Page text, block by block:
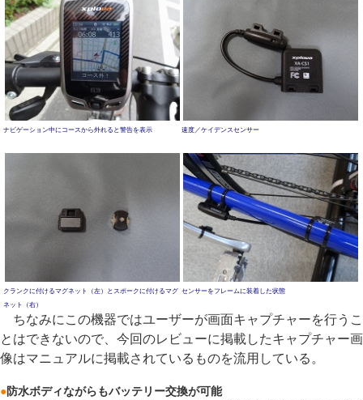
ナビゲーション中にコースから外れると警告を表示 速度／ケイデンスセンサー
クランクに付けるマグネット（左）とスポークに付けるマグ
ネット（右）
センサーをフレームに装着した状態
ちなみにこの機器ではユーザーが画面キャプチャーを行うこ
とはできないので、今回のレビューに掲載したキャプチャー画
像はマニュアルに掲載されているものを流用している。
●防水ボディながらもバッテリー交換が可能